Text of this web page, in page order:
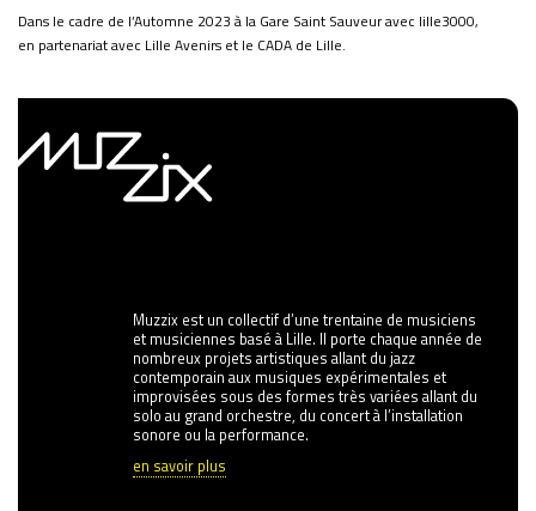
Dans le cadre de l’Automne 2023 à la Gare Saint Sauveur avec lille3000,
en partenariat avec Lille Avenirs et le CADA de Lille.
Muzzix est un collectif d’une trentaine de musiciens
et musiciennes basé à Lille. Il porte chaque année de
nombreux projets artistiques allant du jazz
contemporain aux musiques expérimentales et
improvisées sous des formes très variées allant du
solo au grand orchestre, du concert à l’installation
sonore ou la performance.
en savoir plus